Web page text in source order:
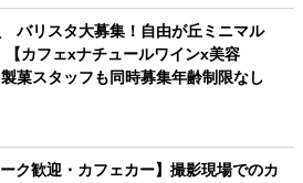
バリスタ大募集！自由が丘ミニマル
【カフェxナチュールワインx美容
菓スタッフも同時募集年齢制限なし
ーク歓迎・カフェカー】撮影現場でのカ